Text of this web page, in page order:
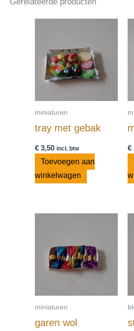
miniaturen
tray met gebak
€ 3,50 incl. btw
Toevoegen aan
winkelwagen
€
miniaturen
garen wol